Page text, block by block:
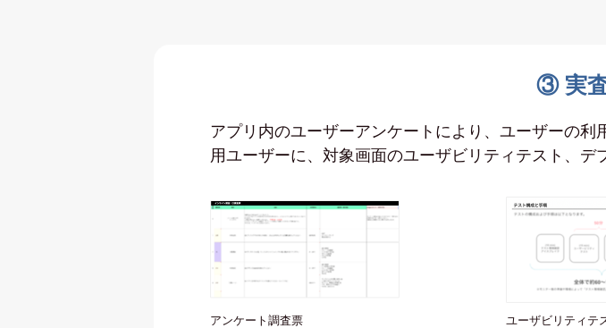
③ 実
アプリ内のユーザーアンケートにより、ユーザーの
用ユーザーに、対象画面のユーザビリティテスト、デ
アンケート調査票 ユーザビリティテ